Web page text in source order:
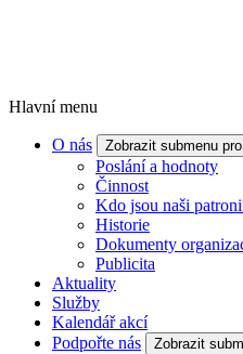
Hlavní menu
O nás Zobrazit submenu
Poslání a hodnoty
Činnost
Kdo jsou naši
Historie
Dokumenty
Publicita
Aktuality
Služby
Kalendář akcí
Podpořte nás
Zobrazit